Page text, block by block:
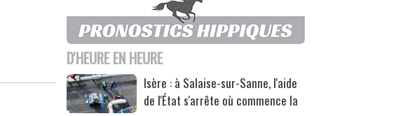
D'HEURE EN HEURE
Isère : à Salaise-sur-Sanne, l'aide
de l'État s'arrête où commence la